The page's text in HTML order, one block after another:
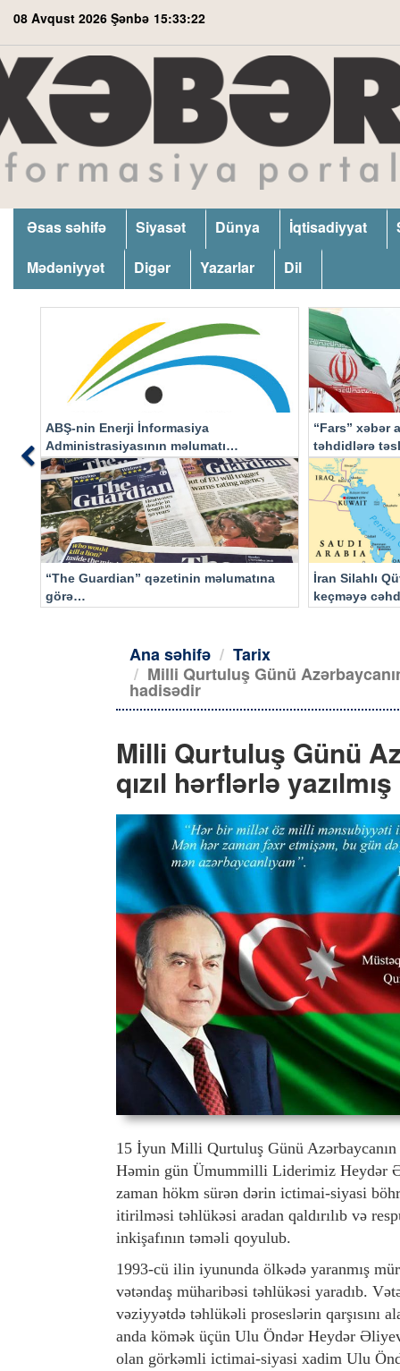
08 Avqust 2026 Şənbə 15:33:24
Əsas səhifə Siyasət Dünya İqtisadiyyat
Mədəniyyət
Digər Yazarlar Dil
ABŞ-nin Enerji İnformasiya
Administrasiyasının məlumatı
əsasında…
“Fars” xəbər
təhdidlərə
“The Guardian” qəzetinin məlumatına
görə…
İran Silahlı
keçməyə
Previous
Ana səhifə
Tarix
Milli Qurtuluş Günü
hadisədir
Milli Qurtuluş Günü
qızıl hərflərlə
15 İyun Milli Qurtuluş Günü Azərbaycanın
Həmin gün Ümummilli Liderimiz Heydər
zaman hökm sürən dərin ictimai-siyasi
itirilməsi təhlükəsi aradan qaldırılıb və
inkişafının təməli qoyulub.
1993-cü ilin iyununda ölkədə yaranmış
vətəndaş müharibəsi təhlükəsi yaradıb.
vəziyyətdə təhlükəli proseslərin qarşısını
anda kömək üçün Ulu Öndər Heydər
olan görkəmli ictimai-siyasi xadim Ulu